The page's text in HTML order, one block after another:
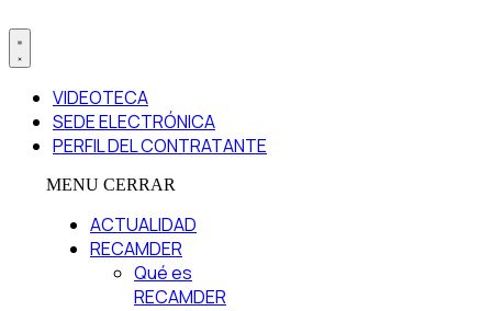
VIDEOTECA
SEDE ELECTRÓNICA
PERFIL DEL CONTRATANTE
MENU CERRAR
ACTUALIDAD
RECAMDER
Qué es
RECAMDER